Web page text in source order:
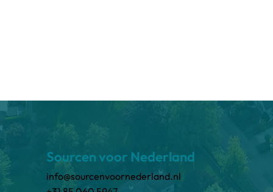
Sourcen voor Nederland
info@sourcenvoornederland.nl